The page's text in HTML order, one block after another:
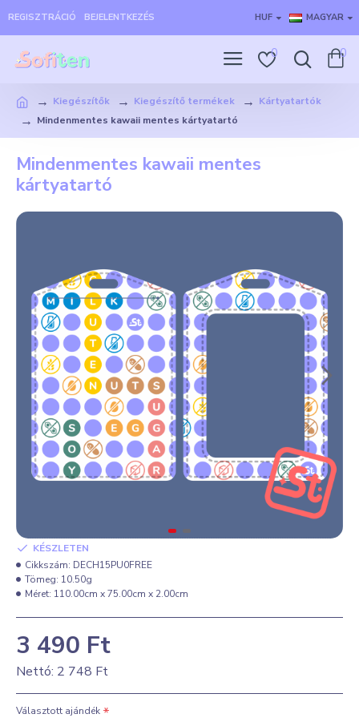
REGISZTRÁCIÓ BEJELENTKEZÉS HUF MAGYAR
0 0
Kiegészítők Kiegészítő termékek
Kártyatartók
Mindenmentes kawaii mentes kártyatartó
Mindenmentes kawaii mentes
kártyatartó
3 490 Ft
Nettó: 2 748 Ft
KÉSZLETEN
Cikkszám: DECH15PU0FREE
Tömeg: 10.50g
Méret: 110.00cm x 75.00cm x 2.00cm
Választott ajándék